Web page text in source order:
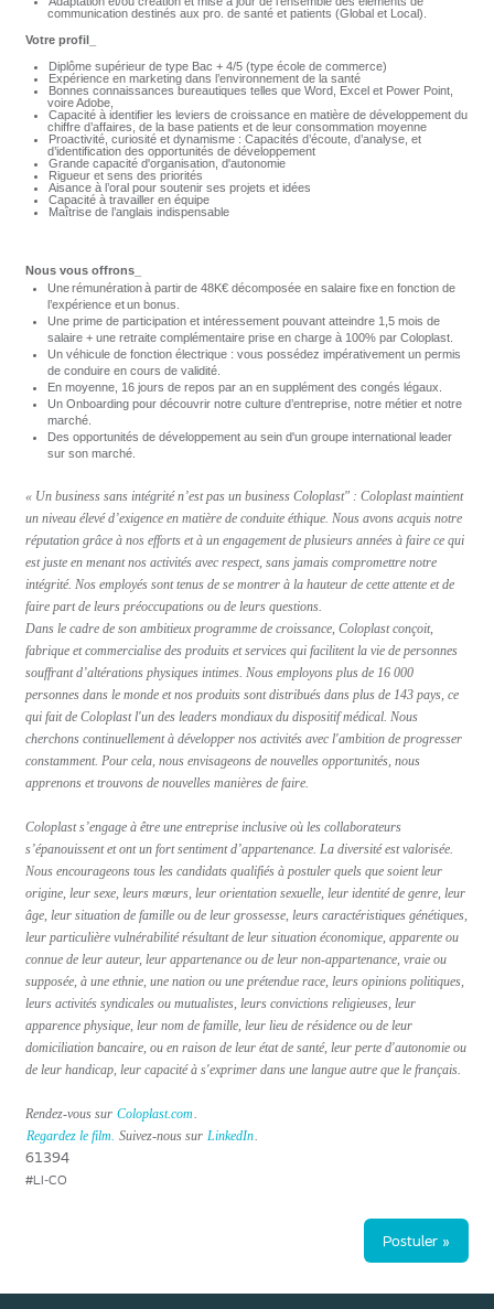
communication destinés aux pro. de santé et patients (Global et Local).
Votre profil_
Diplôme supérieur de type Bac + 4/5 (type école de commerce)
Expérience en marketing dans l’environnement de la santé
Bonnes connaissances bureautiques telles que Word, Excel et Power Point,
voire Adobe,
Capacité à identifier les leviers de croissance en matière de développement du
chiffre d’affaires, de la base patients et de leur consommation moyenne
Proactivité, curiosité et dynamisme : Capacités d’écoute, d’analyse, et
d’identification des opportunités de développement
Grande capacité d'organisation, d'autonomie
Rigueur et sens des priorités
Aisance à l’oral pour soutenir ses projets et idées
Capacité à travailler en équipe
Maîtrise de l’anglais indispensable
Nous vous offrons
Une rémunération à partir de 48K€ décomposée en salaire fixe en fonction de
l’expérience et un bonus.
Une prime de participation et intéressement pouvant atteindre 1,5 mois de
salaire + une retraite complémentaire prise en charge à 100% par Coloplast.
Un véhicule de fonction électrique : vous possédez impérativement un permis
de conduire en cours de validité.
En moyenne, 16 jours de repos par an en supplément des congés légaux.
Un Onboarding pour découvrir notre culture d’entreprise, notre métier et notre
marché.
Des opportunités de développement au sein d'un groupe international leader
sur son marché.
« Un business sans intégrité n’est pas un business Coloplast" : Coloplast maintient
un niveau élevé d’exigence en matière de conduite éthique. Nous avons acquis notre
réputation grâce à nos efforts et à un engagement de plusieurs années à faire ce qui
est juste en menant nos activités avec respect, sans jamais compromettre notre
intégrité. Nos employés sont tenus de se montrer à la hauteur de cette attente et de
faire part de leurs préoccupations ou de leurs questions.
Dans le cadre de son ambitieux programme de croissance, Coloplast conçoit,
fabrique et commercialise des produits et services qui facilitent la vie de personnes
souffrant d’altérations physiques intimes. Nous employons plus de 16 000
personnes dans le monde et nos produits sont distribués dans plus de 143 pays, ce
qui fait de Coloplast l'un des leaders mondiaux du dispositif médical. Nous
cherchons continuellement à développer nos activités avec l'ambition de progresser
constamment. Pour cela, nous envisageons de nouvelles opportunités, nous
apprenons et trouvons de nouvelles manières de faire.
Coloplast s’engage à être une entreprise inclusive où les collaborateurs
s’épanouissent et ont un fort sentiment d’appartenance. La diversité est valorisée.
Nous encourageons tous les candidats qualifiés à postuler quels que soient leur
origine, leur sexe, leurs mœurs, leur orientation sexuelle, leur identité de genre, leur
âge, leur situation de famille ou de leur grossesse, leurs caractéristiques génétiques,
leur particulière vulnérabilité résultant de leur situation économique, apparente ou
connue de leur auteur, leur appartenance ou de leur non-appartenance, vraie ou
supposée, à une ethnie, une nation ou une prétendue race, leurs opinions politiques,
leurs activités syndicales ou mutualistes, leurs convictions religieuses, leur
apparence physique, leur nom de famille, leur lieu de résidence ou de leur
domiciliation bancaire, ou en raison de leur état de santé, leur perte d'autonomie ou
de leur handicap, leur capacité à s'exprimer dans une langue autre que le français.
Rendez-vous sur Coloplast.com.
Regardez le film. Suivez-nous sur LinkedIn.
61394
#LI-CO
Postuler »